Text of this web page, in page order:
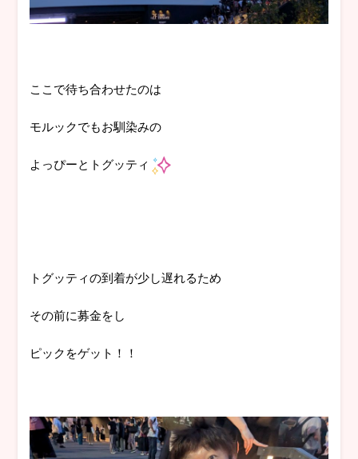
ここで待ち合わせたのは
モルックでもお馴染みの
よっぴーとトグッティ
トグッティの到着が少し遅れるため
その前に募金をし
ピックをゲット！！